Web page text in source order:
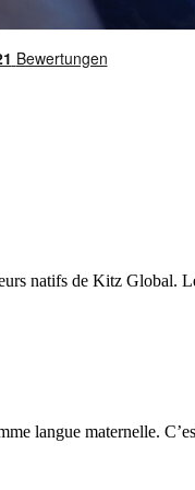
natifs de Kitz
langue maternelle.